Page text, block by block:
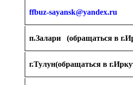
ffbuz-sayansk@yandex.ru
п.Залари (обращаться в
г.Тулун(обращаться в